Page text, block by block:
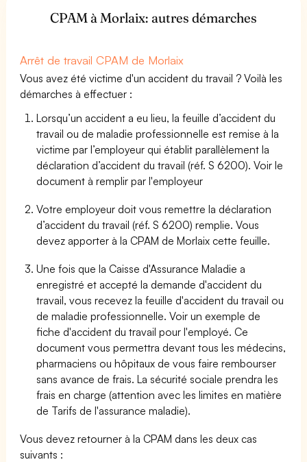
CPAM à Morlaix: autres démarches
Arrêt de travail CPAM de Morlaix
Vous avez été victime d'un accident du travail ? Voilà les
démarches à effectuer :
Lorsqu’un accident a eu lieu, la feuille d’accident du
travail ou de maladie professionnelle est remise à la
victime par l’employeur qui établit parallèlement la
déclaration d’accident du travail (réf. S 6200). Voir le
document à remplir par l'employeur
Votre employeur doit vous remettre la déclaration
d’accident du travail (réf. S 6200) remplie. Vous
devez apporter à la CPAM de Morlaix cette feuille.
Une fois que la Caisse d'Assurance Maladie a
enregistré et accepté la demande d'accident du
travail, vous recevez la feuille d'accident du travail ou
de maladie professionnelle. Voir un exemple de
fiche d'accident du travail pour l'employé. Ce
document vous permettra devant tous les médecins,
pharmaciens ou hôpitaux de vous faire rembourser
sans avance de frais. La sécurité sociale prendra les
frais en charge (attention avec les limites en matière
de Tarifs de l'assurance maladie).
Vous devez retourner à la CPAM dans les deux cas
suivants :